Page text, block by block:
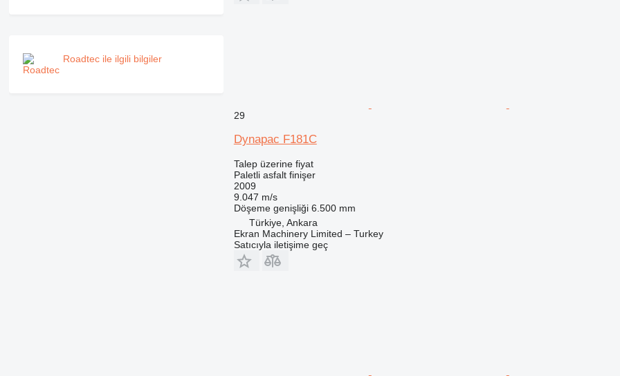
Roadtec ile ilgili bilgiler
29
Dynapac F181C
Talep üzerine fiyat
Paletli asfalt finişer
2009
9.047 m/s
Döşeme genişliği 6.500 mm
Türkiye, Ankara
Ekran Machinery Limited – Turkey
Satıcıyla iletişime geç